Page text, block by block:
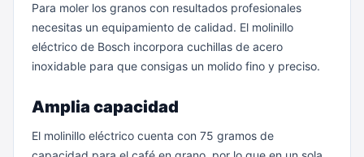
Para moler los granos con resultados profesionales
necesitas un equipamiento de calidad. El molinillo
eléctrico de Bosch incorpora cuchillas de acero
inoxidable para que consigas un molido fino y preciso.
Amplia capacidad
El molinillo eléctrico cuenta con 75 gramos de